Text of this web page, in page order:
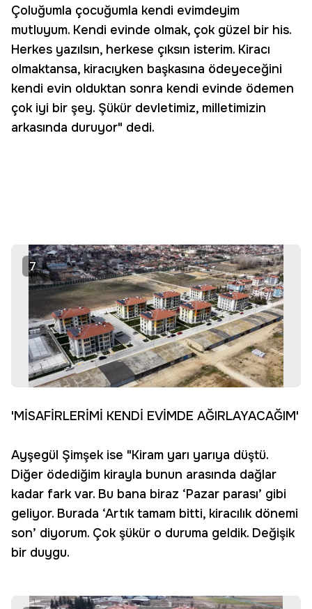
Çoluğumla çocuğumla kendi evimdeyim
mutluyum. Kendi evinde olmak, çok güzel bir his.
Herkes yazılsın, herkese çıksın isterim. Kiracı
olmaktansa, kiracıyken başkasına ödeyeceğini
kendi evin olduktan sonra kendi evinde ödemen
çok iyi bir şey. Şükür devletimiz, milletimizin
arkasında duruyor" dedi.
7
'MİSAFİRLERİMİ KENDİ EVİMDE AĞIRLAYACAĞIM'
Ayşegül Şimşek ise "Kiram yarı yarıya düştü.
Diğer ödediğim kirayla bunun arasında dağlar
kadar fark var. Bu bana biraz ‘Pazar parası’ gibi
geliyor. Burada ‘Artık tamam bitti, kiracılık dönemi
son’ diyorum. Çok şükür o duruma geldik. Değişik
bir duygu.